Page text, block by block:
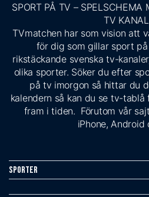
SPORT PÅ TV – SPELSCHEMA
TV
TVmatchen har som vision att
för dig som gillar sport
rikstäckande svenska tv-
olika sporter. Söker du efter
på tv imorgon så hittar du
kalendern så kan du se tv-
fram i tiden. Förutom vår
iPhone, Android
Sporter